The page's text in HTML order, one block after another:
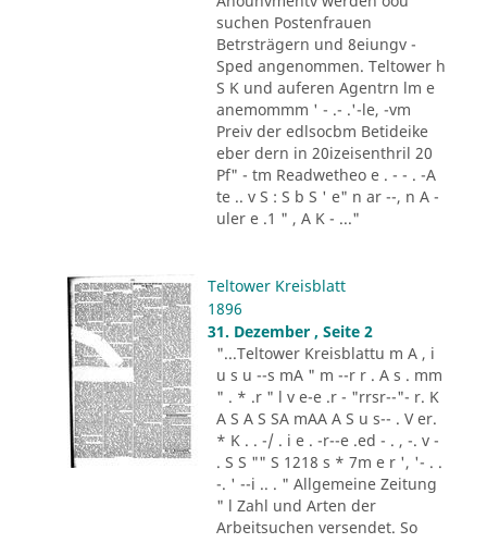
suchen Postenfrauen
Betrsträgern und 8eiungv -
Sped angenommen. Teltower h
S K und auferen Agentrn lm e
anemommm ' - .- .'-le, -vm
Preiv der edlsocbm Betideike
eber dern in 20izeisenthril 20
Pf" - tm Readwetheo e . - - . -A
te .. v S : S b S ' e" n ar --, n A -
uler e .1 " , A K - ..."
Teltower Kreisblatt
1896
31. Dezember , Seite 2
"...Teltower Kreisblattu m A , i
u s u --s mA " m --r r . A s . mm
" . * .r " l v e-e .r - "rrsr--"- r. K
A S A S SA mAA A S u s-- . V er.
* K . . -/ . i e . -r--e .ed - . , -. v -
. S S "" S 1218 s * 7m e r ', '- . .
-. ' --i .. . " Allgemeine Zeitung
" l Zahl und Arten der
Arbeitsuchen versendet. So